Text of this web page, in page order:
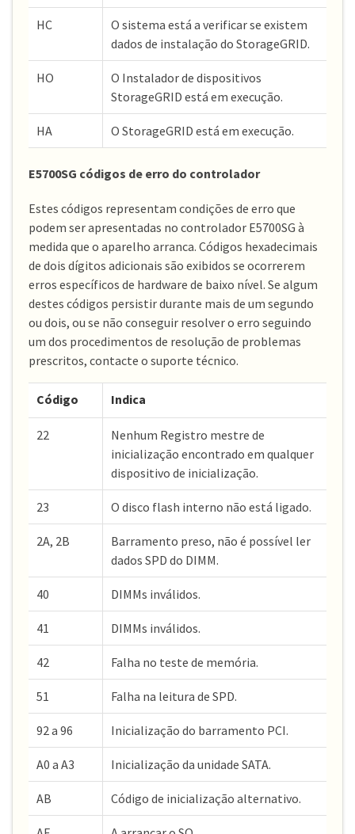
HC
O sistema está a verificar se existem
dados de instalação do StorageGRID.
HO
O Instalador de dispositivos
StorageGRID está em execução.
HA O StorageGRID está em execução.
E5700SG códigos de erro do controlador
Estes códigos representam condições de erro que
podem ser apresentadas no controlador E5700SG à
medida que o aparelho arranca. Códigos hexadecimais
de dois dígitos adicionais são exibidos se ocorrerem
erros específicos de hardware de baixo nível. Se algum
destes códigos persistir durante mais de um segundo
ou dois, ou se não conseguir resolver o erro seguindo
um dos procedimentos de resolução de problemas
prescritos, contacte o suporte técnico.
Código Indica
22
Nenhum Registro mestre de
inicialização encontrado em qualquer
dispositivo de inicialização.
23 O disco flash interno não está ligado.
2A, 2B
Barramento preso, não é possível ler
dados SPD do DIMM.
40 DIMMs inválidos.
41 DIMMs inválidos.
42 Falha no teste de memória.
51 Falha na leitura de SPD.
92 a 96 Inicialização do barramento PCI.
A0 a A3 Inicialização da unidade SATA.
AB Código de inicialização alternativo.